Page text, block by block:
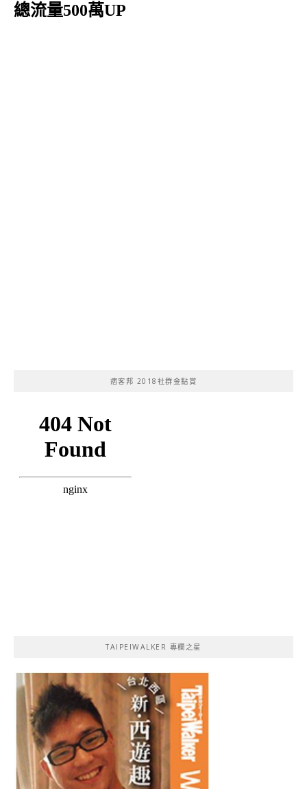
總流量500萬UP
痞客邦 2018社群金點賞
TAIPEIWALKER 專欄之星